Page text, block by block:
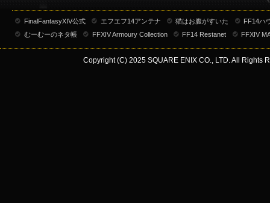
FinalFantasyXIV公式 エフエフ14アンテナ 猫はお腹がすいた
FF14ハ
むーむーのネタ帳
FFXIV Armoury Collection FF14 Restanet FFXIV
Copyright (C) 2025 SQUARE ENIX CO., LTD. All Rights